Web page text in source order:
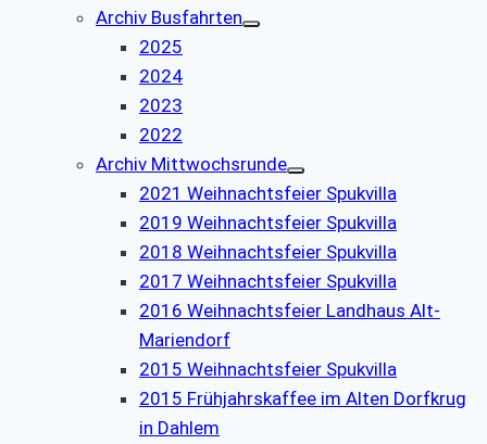
Archiv Busfahrten
2025
2024
2023
2022
Archiv Mittwochsrunde
2021 Weihnachtsfeier Spukvilla
2019 Weihnachtsfeier Spukvilla
2018 Weihnachtsfeier Spukvilla
2017 Weihnachtsfeier Spukvilla
2016 Weihnachtsfeier Landhaus Alt-
Mariendorf
2015 Weihnachtsfeier Spukvilla
2015 Frühjahrskaffee im Alten Dorfkrug
in Dahlem